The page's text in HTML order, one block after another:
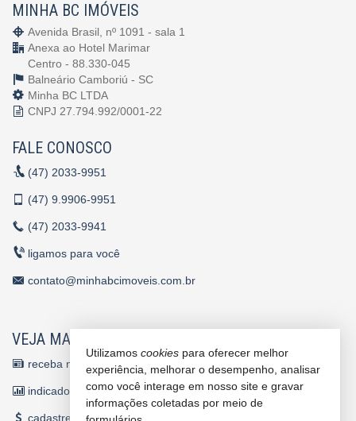
MINHA BC IMÓVEIS
Avenida Brasil, nº 1091 - sala 1
Anexa ao Hotel Marimar
Centro - 88.330-045
Balneário Camboriú - SC
Minha BC LTDA
CNPJ 27.794.992/0001-22
FALE CONOSCO
(47) 2033-9951
(47) 9.9906-9951
(47) 2033-9941
ligamos para você
contato@minhabcimoveis.com.br
VEJA MAIS
receba nosso newsletter
indicadores financeiros
cadastre seu imóvel
Utilizamos cookies para oferecer melhor
experiência, melhorar o desempenho, analisar
como você interage em nosso site e gravar
informações coletadas por meio de